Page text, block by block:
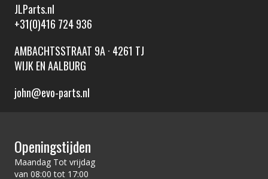
JLParts.nl
+31(0)416 724 936
AMBACHTSSTRAAT 9A · 4261 TJ
WIJK EN AALBURG
john@evo-parts.nl
Openingstijden
Maandag Tot vrijdag
van 08:00 tot 17:00